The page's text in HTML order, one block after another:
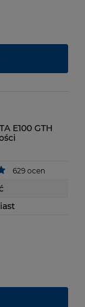
E100 GTH
629 ocen